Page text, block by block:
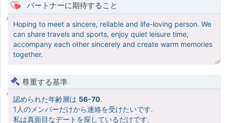
パートナーに期待すること
Hoping to meet a sincere, reliable and life-loving person. We
can share travels and sports, enjoy quiet leisure time,
accompany each other sincerely and create warm memories
together.
尊重する基準
認められた年齢層は 56-70.
1人のメンバーだけから連絡を受けたいです.
私は真面目なデートを探しているだけです.